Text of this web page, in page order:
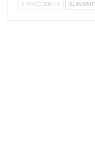
PRÉCÉDENT SUIVANT